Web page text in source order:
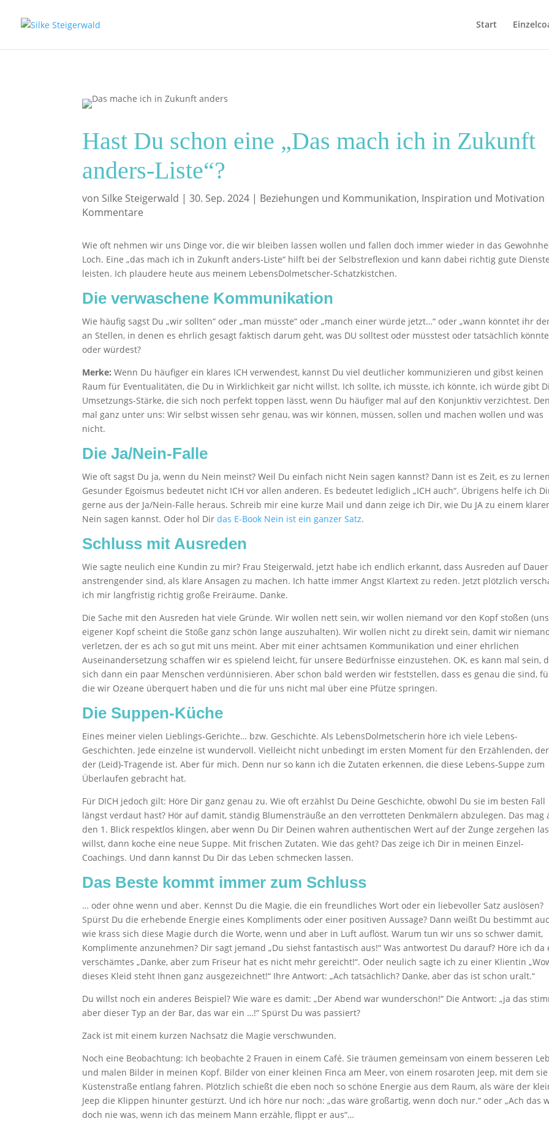
Start
Hast Du schon eine „Das mach ich in Zukunft
anders-Liste“?
von Silke Steigerwald |30. Sep. 2024 | Beziehungen und Kommunikation, Inspiration und Motivation
Kommentare
Wie oft nehmen wir uns Dinge vor, die wir bleiben lassen wollen und fallen doch immer wieder in das
Loch. Eine „das mach ich in Zukunft anders-Liste“ hilft bei der Selbstreflexion und kann dabei richtig gute Dienste
leisten. Ich plaudere heute aus meinem LebensDolmetscher-Schatzkistchen.
Die verwaschene Kommunikation
Wie häufig sagst Du „wir sollten“ oder „man müsste“ oder „manch einer würde jetzt…“ oder „wann könntet ihr
an Stellen, in denen es ehrlich gesagt faktisch darum geht, was DU solltest oder müsstest oder tatsächlich
oder würdest?
Merke: Wenn Du häufiger ein klares ICH verwendest, kannst Du viel deutlicher kommunizieren und gibst keinen
Raum für Eventualitäten, die Du in Wirklichkeit gar nicht willst. Ich sollte, ich müsste, ich könnte, ich würde gibt
Umsetzungs-Stärke, die sich noch perfekt toppen lässt, wenn Du häufiger mal auf den Konjunktiv verzichtest.
mal ganz unter uns: Wir selbst wissen sehr genau, was wir können, müssen, sollen und machen wollen und was
nicht.
Die Ja/Nein-Falle
Wie oft sagst Du ja, wenn du Nein meinst? Weil Du einfach nicht Nein sagen kannst? Dann ist es Zeit, es zu
Gesunder Egoismus bedeutet nicht ICH vor allen anderen. Es bedeutet lediglich „ICH auch“. Übrigens helfe ich
gerne aus der Ja/Nein-Falle heraus. Schreib mir eine kurze Mail und dann zeige ich Dir, wie Du JA zu einem
Nein sagen kannst. Oder hol Dirdas E-Book Nein ist ein ganzer Satz.
Schluss mit Ausreden
Wie sagte neulich eine Kundin zu mir? Frau Steigerwald, jetzt habe ich endlich erkannt, dass Ausreden auf Dauer
anstrengender sind, als klare Ansagen zu machen. Ich hatte immer Angst Klartext zu reden. Jetzt plötzlich
ich mir langfristig richtig große Freiräume. Danke.
Die Sache mit den Ausreden hat viele Gründe. Wir wollen nett sein, wir wollen niemand vor den Kopf stoßen
eigener Kopf scheint die Stöße ganz schön lange auszuhalten). Wir wollen nicht zu direkt sein, damit wir
verletzen, der es ach so gut mit uns meint. Aber mit einer achtsamen Kommunikation und einer ehrlichen
Auseinandersetzung schaffen wir es spielend leicht, für unsere Bedürfnisse einzustehen. OK, es kann mal sein,
sich dann ein paar Menschen verdünnisieren. Aber schon bald werden wir feststellen, dass es genau die sind,
die wir Ozeane überquert haben und die für uns nicht mal über eine Pfütze springen.
Die Suppen-Küche
Eines meiner vielen Lieblings-Gerichte… bzw. Geschichte. Als LebensDolmetscherin höre ich viele Lebens-
Geschichten. Jede einzelne ist wundervoll. Vielleicht nicht unbedingt im ersten Moment für den Erzählenden,
der (Leid)-Tragende ist. Aber für mich. Denn nur so kann ich die Zutaten erkennen, die diese Lebens-Suppe zum
Überlaufen gebracht hat.
Für DICH jedoch gilt: Höre Dir ganz genau zu. Wie oft erzählst Du Deine Geschichte, obwohl Du sie im besten Fall
längst verdaut hast? Hör auf damit, ständig Blumensträuße an den verrotteten Denkmälern abzulegen. Das mag
den 1. Blick respektlos klingen, aber wenn Du Dir Deinen wahren authentischen Wert auf der Zunge zergehen
willst, dann koche eine neue Suppe. Mit frischen Zutaten. Wie das geht? Das zeige ich Dir in meinen Einzel-
Coachings. Und dann kannst Du Dir das Leben schmecken lassen.
Das Beste kommt immer zum Schluss
… oder ohne wenn und aber. Kennst Du die Magie, die ein freundliches Wort oder ein liebevoller Satz auslösen?
Spürst Du die erhebende Energie eines Kompliments oder einer positiven Aussage? Dann weißt Du bestimmt
wie krass sich diese Magie durch die Worte, wenn und aber in Luft auflöst. Warum tun wir uns so schwer damit,
Komplimente anzunehmen? Dir sagt jemand „Du siehst fantastisch aus!“ Was antwortest Du darauf? Höre ich da
verschämtes „Danke, aber zum Friseur hat es nicht mehr gereicht!“. Oder neulich sagte ich zu einer Klientin
dieses Kleid steht Ihnen ganz ausgezeichnet!“ Ihre Antwort: „Ach tatsächlich? Danke, aber das ist schon uralt.“
Du willst noch ein anderes Beispiel? Wie wäre es damit: „Der Abend war wunderschön!“ Die Antwort: „ja das
aber dieser Typ an der Bar, das war ein …!“ Spürst Du was passiert?
Zack ist mit einem kurzen Nachsatz die Magie verschwunden.
Noch eine Beobachtung: Ich beobachte 2 Frauen in einem Café. Sie träumen gemeinsam von einem besseren
und malen Bilder in meinen Kopf. Bilder von einer kleinen Finca am Meer, von einem rosaroten Jeep, mit dem
Küstenstraße entlang fahren. Plötzlich schießt die eben noch so schöne Energie aus dem Raum, als wäre der
Jeep die Klippen hinunter gestürzt. Und ich höre nur noch: „das wäre großartig, wenn doch nur.“ oder „Ach das
doch nie was, wenn ich das meinem Mann erzähle, flippt er aus“…